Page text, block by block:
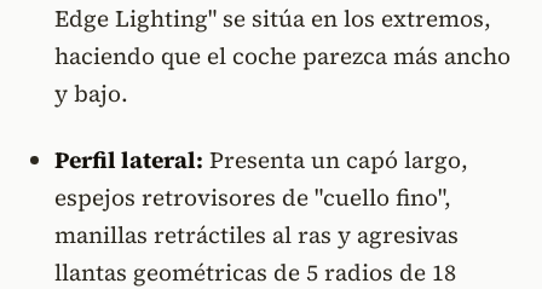
Edge Lighting" se sitúa en los extremos,
haciendo que el coche parezca más ancho
y bajo.
Perfil lateral: Presenta un capó largo,
espejos retrovisores de "cuello fino",
manillas retráctiles al ras y agresivas
llantas geométricas de 5 radios de 18